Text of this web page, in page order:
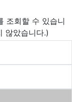
조회할 수 있습니
않았습니다.)